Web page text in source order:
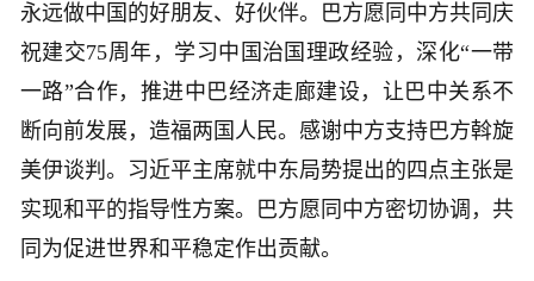
永远做中国的好朋友、好伙伴。巴方愿同中方共同庆
祝建交75周年，学习中国治国理政经验，深化“一带
一路”合作，推进中巴经济走廊建设，让巴中关系不
断向前发展，造福两国人民。感谢中方支持巴方斡旋
美伊谈判。习近平主席就中东局势提出的四点主张是
实现和平的指导性方案。巴方愿同中方密切协调，共
同为促进世界和平稳定作出贡献。